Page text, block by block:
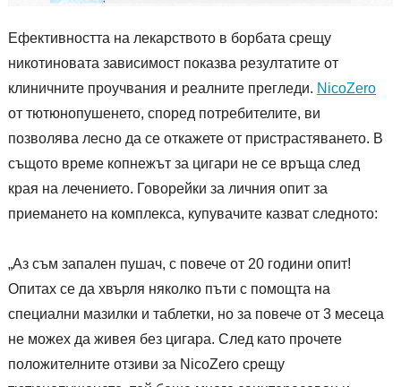
Ефективността на лекарството в борбата срещу
никотиновата зависимост показва резултатите от
клиничните проучвания и реалните прегледи. NicoZero
от тютюнопушенето, според потребителите, ви
позволява лесно да се откажете от пристрастяването. В
същото време копнежът за цигари не се връща след
края на лечението. Говорейки за личния опит за
приемането на комплекса, купувачите казват следното:
„Аз съм запален пушач, с повече от 20 години опит!
Опитах се да хвърля няколко пъти с помощта на
специални мазилки и таблетки, но за повече от 3 месеца
не можех да живея без цигара. След като прочете
положителните отзиви за NicoZero срещу